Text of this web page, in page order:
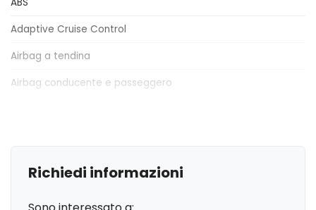
Adaptive Cruise Control
Airbag a tendina
Airbag conducente e passeggero
Alette parasole
Richiedi informazioni